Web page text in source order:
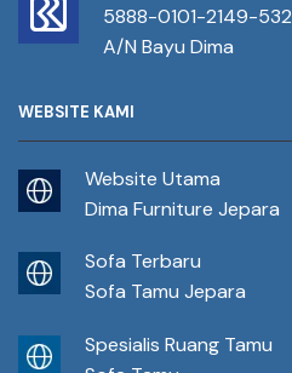
5888-0101-2149-532
A/N Bayu Dima
WEBSITE KAMI
Website Utama
Dima Furniture Jepara
Sofa Terbaru
Sofa Tamu Jepara
Spesialis Ruang Tamu